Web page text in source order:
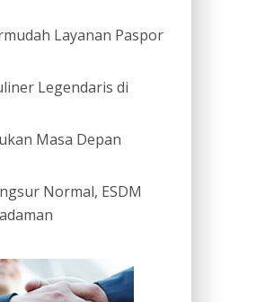
Layanan Paspor
Legendaris di
Masa Depan
Normal, ESDM